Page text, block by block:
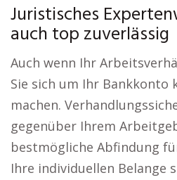
Juristisches
auch top zuverlässig
Auch wenn Ihr
Sie sich um Ihr Bankkonto
machen.
gegenüber Ihrem
bestmögliche Abfindung
Ihre individuellen Belange